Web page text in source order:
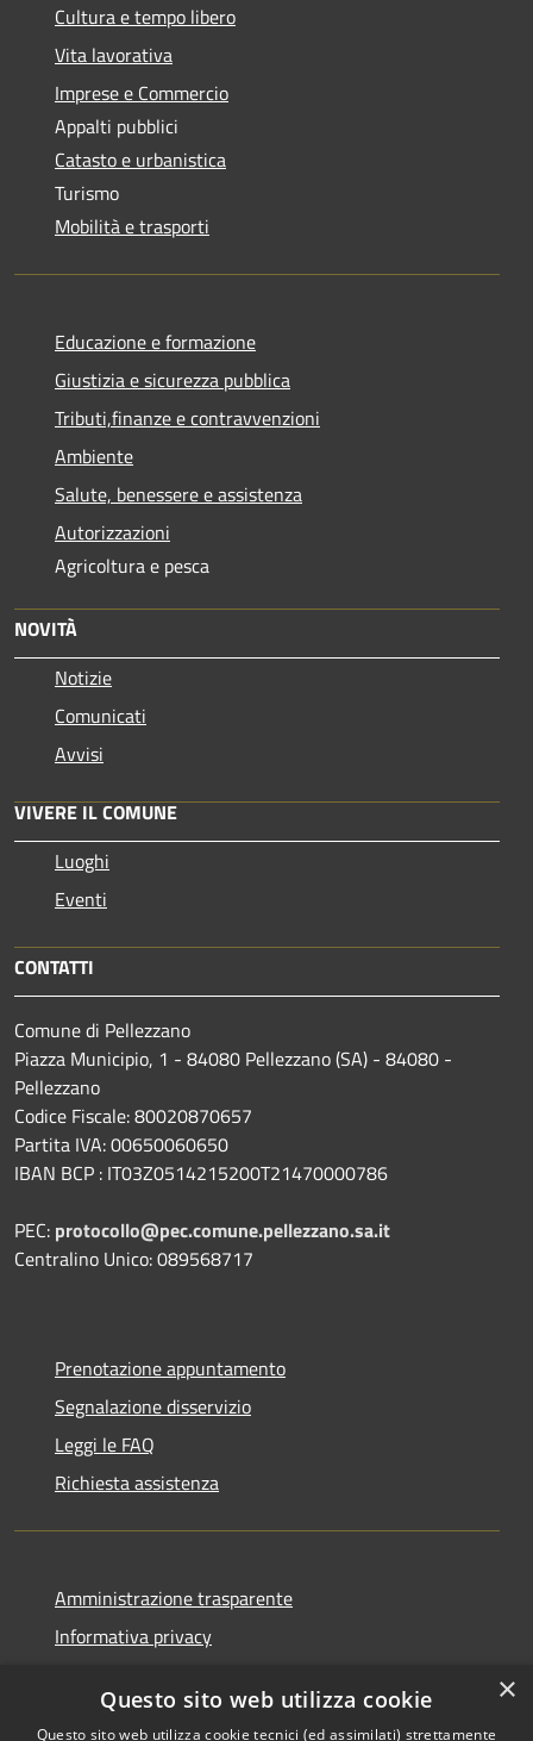
Cultura e tempo libero
Vita lavorativa
Imprese e Commercio
Appalti pubblici
Catasto e urbanistica
Turismo
Mobilità e trasporti
Educazione e formazione
Giustizia e sicurezza pubblica
Tributi,finanze e contravvenzioni
Ambiente
Salute, benessere e assistenza
Autorizzazioni
Agricoltura e pesca
NOVITÀ
Notizie
Comunicati
Avvisi
VIVERE IL COMUNE
Luoghi
Eventi
CONTATTI
Comune di Pellezzano
Piazza Municipio, 1 - 84080 Pellezzano (SA) - 84080 -
Pellezzano
Codice Fiscale: 80020870657
Partita IVA: 00650060650
IBAN BCP : IT03Z0514215200T21470000786
PEC: protocollo@pec.comune.pellezzano.sa.it
Centralino Unico: 089568717
Prenotazione appuntamento
Segnalazione disservizio
Leggi le FAQ
Richiesta assistenza
Amministrazione trasparente
Informativa privacy
Dichiarazione di accessibilità
×
Questo sito web utilizza cookie
Questo sito web utilizza cookie tecnici (ed assimilati) strettamente